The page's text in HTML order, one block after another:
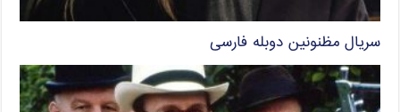
سریال مظنونین دوبله فارسی